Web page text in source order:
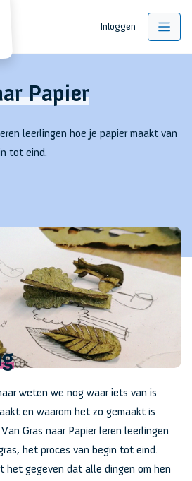
Inloggen
Papier
leerlingen hoe je papier maakt van
tot eind.
weten we nog waar iets van is
en waarom het zo gemaakt is
Gras naar Papier leren leerlingen
het proces van begin tot eind.
het gegeven dat alle dingen om hen